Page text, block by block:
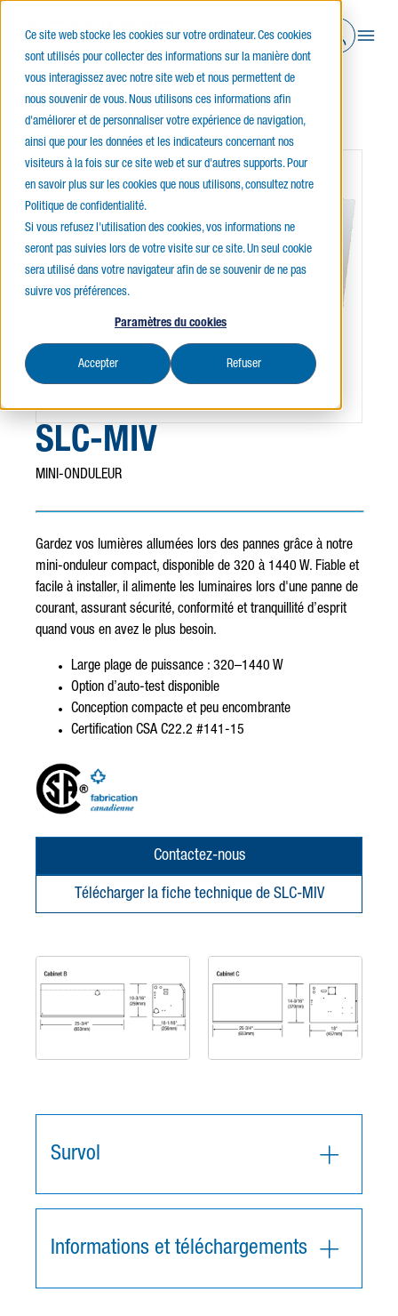
Ce site web stocke les cookies sur votre ordinateur. Ces cookies
sont utilisés pour collecter des informations sur la manière dont
vous interagissez avec notre site web et nous permettent de
nous souvenir de vous. Nous utilisons ces informations afin
d'améliorer et de personnaliser votre expérience de navigation,
ainsi que pour les données et les indicateurs concernant nos
visiteurs à la fois sur ce site web et sur d'autres supports. Pour
en savoir plus sur les cookies que nous utilisons, consultez notre
Politique de confidentialité.
Si vous refusez l'utilisation des cookies, vos informations ne
seront pas suivies lors de votre visite sur ce site. Un seul cookie
sera utilisé dans votre navigateur afin de se souvenir de ne pas
suivre vos préférences.
Paramètres du cookies
Accepter Refuser
Accueil Éclairage d’urgence Onduleurs SLC-MIV
SLC-MIV
MINI-ONDULEUR
Gardez vos lumières allumées lors des pannes grâce à notre
mini-onduleur compact, disponible de 320 à 1440 W. Fiable et
facile à installer, il alimente les luminaires lors d'une panne de
courant, assurant sécurité, conformité et tranquillité d’esprit
quand vous en avez le plus besoin.
Large plage de puissance : 320–1440 W
Option d’auto-test disponible
Conception compacte et peu encombrante
Certification CSA C22.2 #141-15
Contactez-nous
Télécharger la fiche technique de SLC-MIV
Survol
Informations et téléchargements